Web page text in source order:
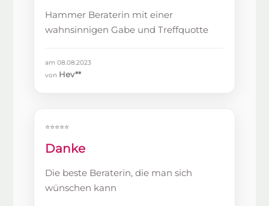
Hammer Beraterin mit einer
wahnsinnigen Gabe und Treffquotte
am 08.08.2023
von Hev**
⭐⭐⭐⭐⭐
Danke
Die beste Beraterin, die man sich
wünschen kann